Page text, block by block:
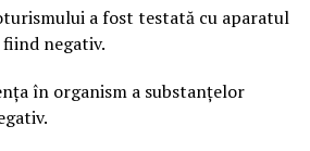
a fost testată cu aparatul
negativ.
în organism a substanțelor